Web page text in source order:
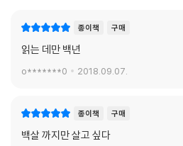
한 이름다운 이름 없이 오직 선조의 이름
이하여 물려받고 있다는 점에서 더욱 뒷받
작가들이 세계 문단에서 주도적인 역할을
일인지도 모른다.
종이책 구매
읽는 데만 백년
o*******0 2018.09.07.
종이책 구매
백살 까지만 살고 싶다